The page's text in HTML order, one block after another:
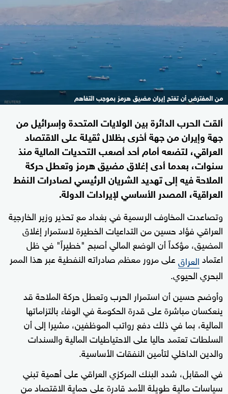
من المفترض أن تفتح إيران مضيق هرمز بموجب التفاهم
ألقت الحرب الدائرة بين الولايات المتحدة وإسرائيل من
جهة وإيران من جهة أخرى بظلال ثقيلة على الاقتصاد
العراقي، لتضعه أمام أحد أصعب التحديات المالية منذ
سنوات، بعدما أدى إغلاق مضيق هرمز وتعطل حركة
الملاحة فيه إلى تهديد الشريان الرئيسي لصادرات النفط
العراقية، المصدر الأساسي لإيرادات الدولة.
وتصاعدت المخاوف الرسمية في بغداد مع تحذير وزير الخارجية
العراقي فؤاد حسين من التداعيات الخطيرة لاستمرار إغلاق
المضيق، مؤكداً أن الوضع المالي أصبح "خطيراً" في ظل
اعتمادالعراقعلى مرور معظم صادراته النفطية عبر هذا الممر
البحري الحيوي.
وأوضح حسين أن استمرار الحرب وتعطل حركة الملاحة قد
ينعكسان مباشرة على قدرة الحكومة في الوفاء بالتزاماتها
المالية، بما في ذلك دفع رواتب الموظفين، مشيرا إلى أن
السلطات تعتمد حاليا على الاحتياطيات المالية والسندات
والدين الداخلي لتأمين النفقات الأساسية.
في المقابل، شدد البنك المركزي العراقي على أهمية تبني
سياسات مالية طويلة الأمد قادرة على حماية الاقتصاد من